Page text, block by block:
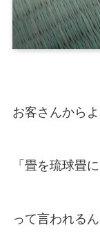
お客さんからよ
「畳を琉球畳
って言われる